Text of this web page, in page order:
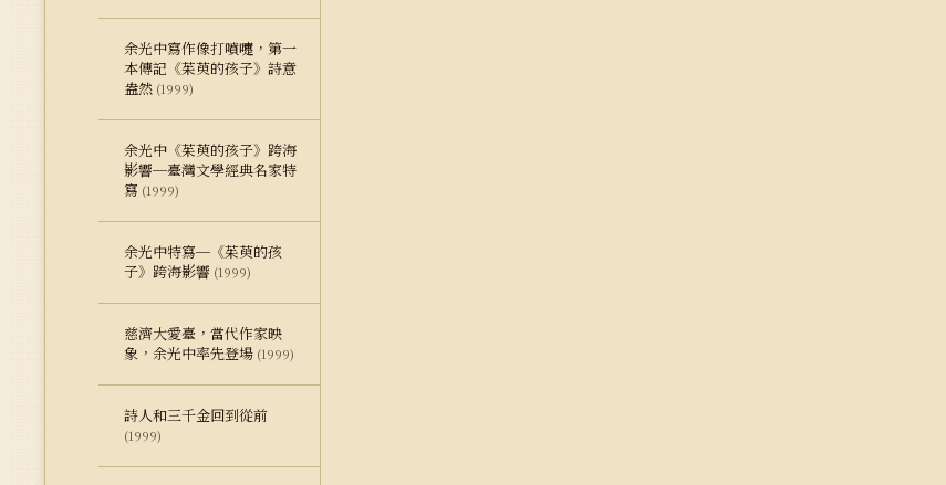
余光中寫作像打噴嚏，第一
本傳記《茱萸的孩子》詩意
盎然 (1999)
余光中《茱萸的孩子》跨海
影響─臺灣文學經典名家特
寫 (1999)
余光中特寫─《茱萸的孩
子》跨海影響 (1999)
慈濟大愛臺，當代作家映
象，余光中率先登場 (1999)
詩人和三千金回到從前
(1999)